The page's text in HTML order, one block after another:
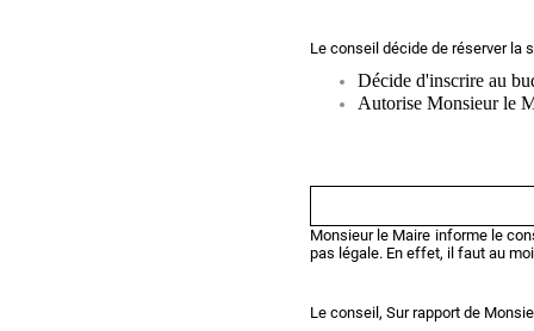
Le conseil décide de réserver la
Décide d'inscrire au
Autorise Monsieur le
Monsieur le Maire informe le
pas légale. En effet, il faut au
Le conseil, Sur rapport de